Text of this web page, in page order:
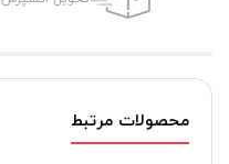
محصولات مرتبط